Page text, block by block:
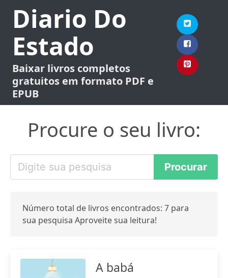
Diario Do
Estado
Baixar livros completos
gratuitos em formato PDF e
EPUB
Procure o seu livro:
Número total de livros encontrados: 7 para
sua pesquisa Aproveite sua leitura!
A babá